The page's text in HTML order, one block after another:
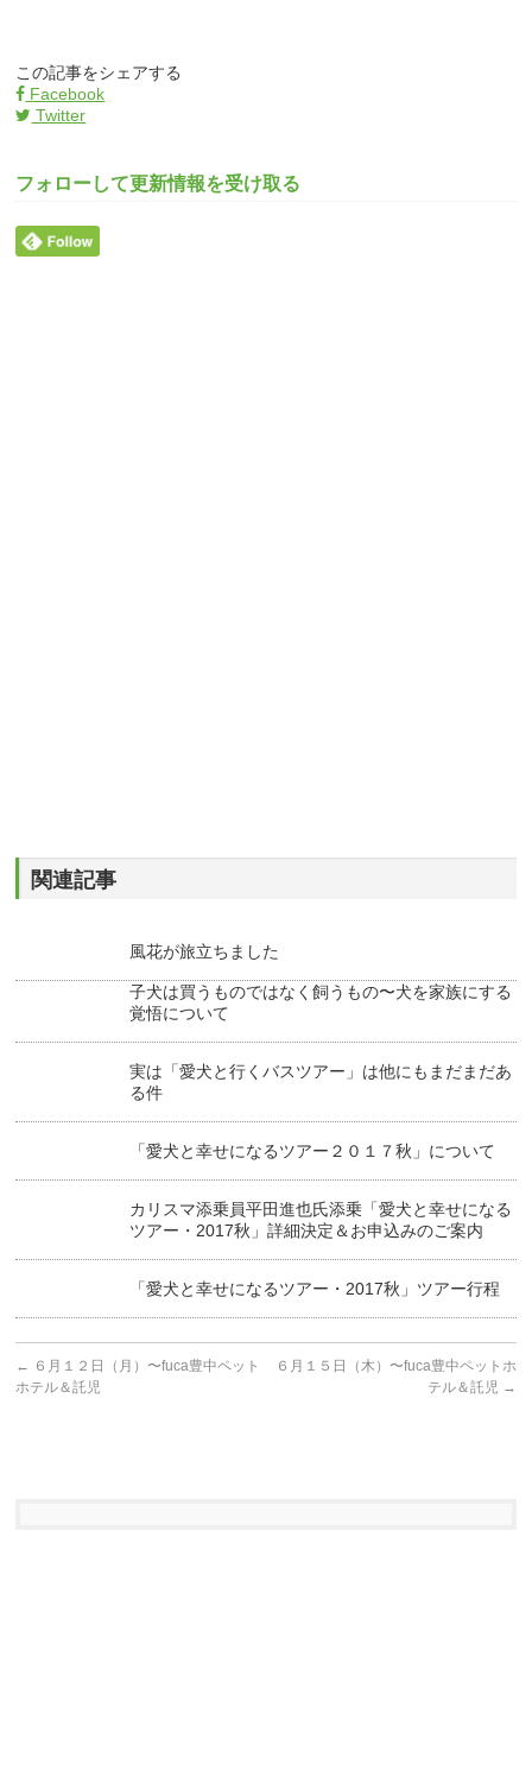
この記事をシェアする
Facebook
Twitter
フォローして更新情報を受け取る
関連記事
風花が旅立ちました
子犬は買うものではなく飼うもの〜犬を家族にする
覚悟について
実は「愛犬と行くバスツアー」は他にもまだまだあ
る件
「愛犬と幸せになるツアー２０１７秋」について
カリスマ添乗員平田進也氏添乗「愛犬と幸せになる
ツアー・2017秋」詳細決定＆お申込みのご案内
「愛犬と幸せになるツアー・2017秋」ツアー行程
← ６月１２日（月）〜fuca豊中ペット
ホテル＆託児
６月１５日（木）〜fuca豊中ペットホ
テル＆託児 →